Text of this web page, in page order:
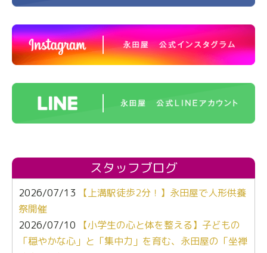
スタッフブログ
2026/07/13
【上溝駅徒歩2分！】永田屋で人形供養
祭開催
2026/07/10
【小学生の心と体を整える】子どもの
「穏やかな心」と「集中力」を育む、永田屋の「坐禅